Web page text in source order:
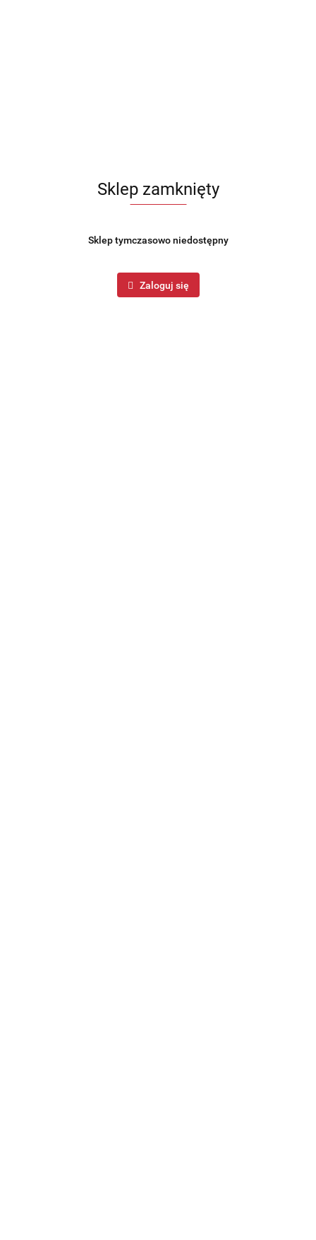
Sklep zamknięty
Sklep tymczasowo niedostępny
Zaloguj się